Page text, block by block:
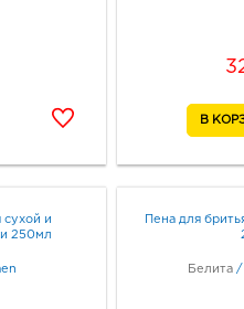
сухой и
250мл
Пена для
Белита /